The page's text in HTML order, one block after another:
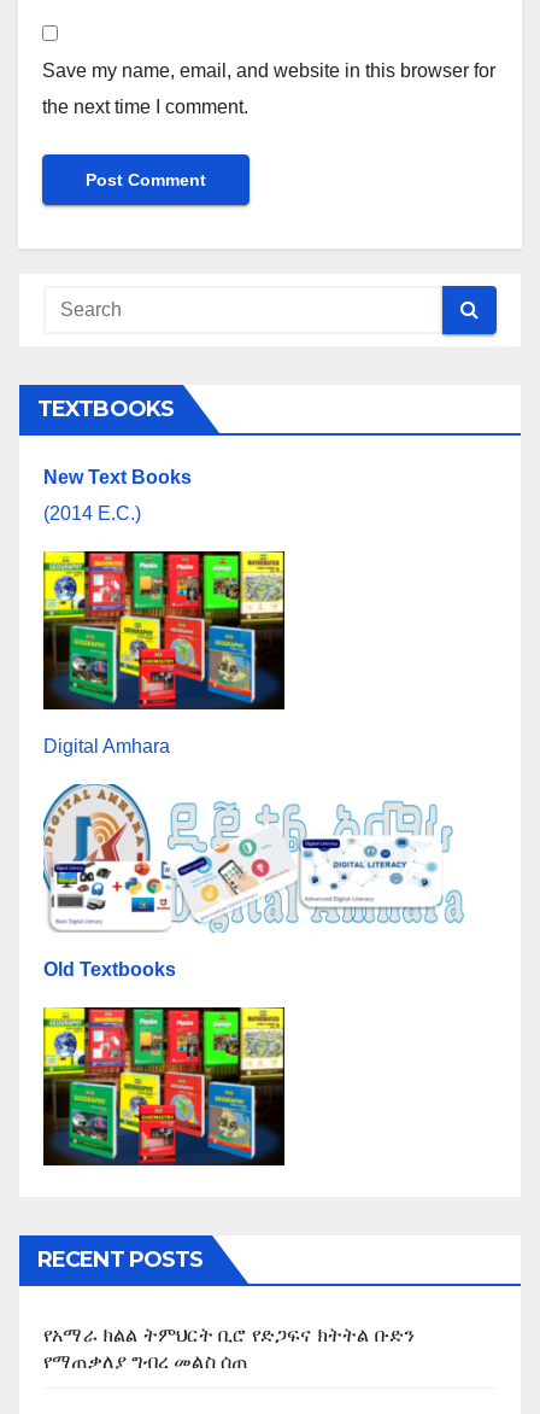
Save my name, email, and website in this browser for
the next time I comment.
TEXTBOOKS
New Text Books
(2014 E.C.)
Digital Amhara
Old Textbooks
RECENT POSTS
የአማራ ክልል ትምህርት ቢሮ የድጋፍና ክትትል ቡድን
የማጠቃለያ ግብረ መልስ ሰጠ